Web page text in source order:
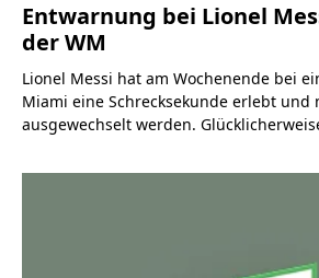
Entwarnung bei Lionel
der WM
Lionel Messi hat am Wochenende bei
Miami eine Schrecksekunde erlebt und
ausgewechselt werden.